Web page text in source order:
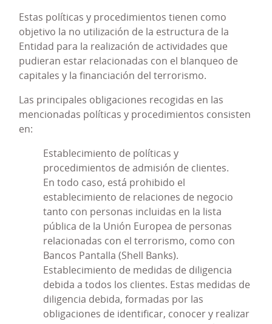
Estas políticas y procedimientos tienen como
objetivo la no utilización de la estructura de la
Entidad para la realización de actividades que
pudieran estar relacionadas con el blanqueo de
capitales y la financiación del terrorismo.
Las principales obligaciones recogidas en las
mencionadas políticas y procedimientos consisten
en:
Establecimiento de políticas y
procedimientos de admisión de clientes.
En todo caso, está prohibido el
establecimiento de relaciones de negocio
tanto con personas incluidas en la lista
pública de la Unión Europea de personas
relacionadas con el terrorismo, como con
Bancos Pantalla (Shell Banks).
Establecimiento de medidas de diligencia
debida a todos los clientes. Estas medidas de
diligencia debida, formadas por las
obligaciones de identificar, conocer y realizar
administración de la Entidad y a varias sociedades
participadas.
Entre las finalidades que perseguía el Modelo PRP
estaba la de transmitir, tanto internamente como
cultura de cumplimiento que rige las relaciones de
negocio de Caja Rural de Aragón S.C.C., basada en
el principio de “tolerancia cero” en cuanto a la
comisión de delitos.
Dentro de las medidas adoptadas como
consecuencia del establecimiento del Modelo PRP,
se procedió a relacionar las políticas y
procedimientos necesarios para mitigar el riesgo
penal, se habilitó un canal de comunicación con el
órgano responsable del Modelo PRP para
denunciar conductas que pudieran ser
constitutivas de delitos y se estableció un
procedimiento disciplinario para sancionar
adecuadamente el incumplimiento de todas las
medidas incluidas en el Modelo PRP.